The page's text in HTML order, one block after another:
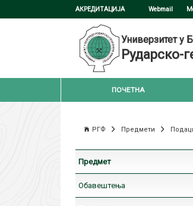
АКРЕДИТАЦИЈА Webmail
Универзитет у
Рударско-
ПОЧЕТНА
РГФ Предмети
Предмет
Обавештења